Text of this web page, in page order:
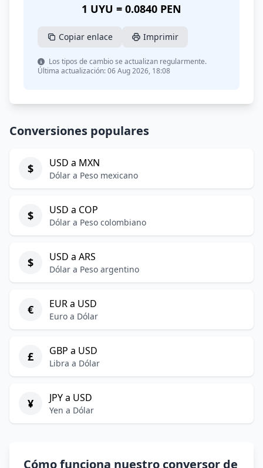
1 UYU = 0.0840 PEN
Copiar enlace Imprimir
Los tipos de cambio se actualizan regularmente.
Última actualización: 06 Aug 2026, 18:08
Conversiones populares
$ USD a MXN
Dólar a Peso mexicano
$ USD a COP
Dólar a Peso colombiano
$ USD a ARS
Dólar a Peso argentino
€ EUR a USD
Euro a Dólar
£ GBP a USD
Libra a Dólar
¥ JPY a USD
Yen a Dólar
Cómo funciona nuestro conversor de